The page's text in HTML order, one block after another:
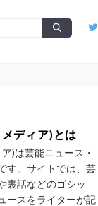
ディア)とは
)は芸能ニュース・
す。サイトでは、芸
裏話などのゴシッ
ースをライターが記